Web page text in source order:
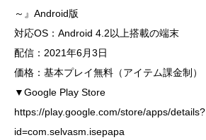
～』Android版
対応OS：Android 4.2以上搭載の端末
配信：2021年6月3日
価格：基本プレイ無料（アイテム課金制）
▼Google Play Store
https://play.google.com/store/apps/details?
id=com.selvasm.isepapa